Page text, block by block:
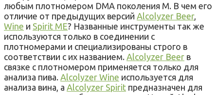
любым плотномером DMA поколения М. В чем его
отличие от предыдущих версий Alcolyzer Beer,
Wine и Spirit МЕ? Названные инструменты так же
используются только в соединении с
плотномерами и специализированы строго в
соответствии с их названием. Alcolyzer Beer в
связке с плотномером применяется только для
анализа пива. Alcolyzer Wine используется для
анализа вина, а Alcolyzer Spirit предназначен для